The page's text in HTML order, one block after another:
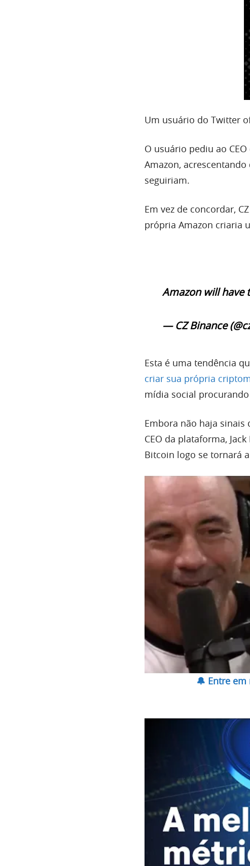
Um usuário do Twitter
O usuário pediu ao
Amazon,
seguiriam.
Em vez de concordar,
própria Amazon criaria
Amazon will have
— CZ Binance
Esta é uma tendência
criar sua própria
mídia social
Embora não haja
CEO da plataforma,
Bitcoin logo se tornará
🔔 Entre